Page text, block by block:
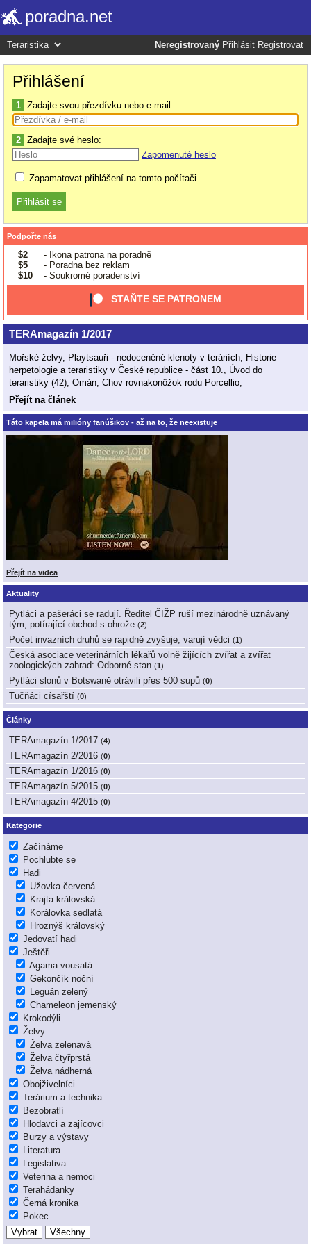
poradna.net
Neregistrovaný Přihlásit Registrovat
Přihlášení
1 Zadajte svou přezdívku nebo e-mail:
2 Zadajte své heslo:
Zapomenuté heslo
Zapamatovat přihlášení na tomto počítači
Podpořte nás
$2
- Ikona patrona na poradně
$5
- Poradna bez reklam
$10
- Soukromé poradenství
STAŇTE SE PATRONEM
TERAmagazín 1/2017
Mořské želvy, Playtsauři - nedoceněné klenoty v teráriích, Historie
herpetologie a teraristiky v České republice - část 10., Úvod do
teraristiky (42), Omán, Chov rovnakonôžok rodu Porcellio;
Přejít na článek
Táto kapela má milióny fanúšikov - až na to, že neexistuje
Přejít na videa
Aktuality
Pytláci a pašeráci se radují. Ředitel ČIŽP ruší mezinárodně uznávaný
tým, potírající obchod s ohrože (2)
Počet invazních druhů se rapidně zvyšuje, varují vědci (1)
Česká asociace veterinárních lékařů volně žijících zvířat a zvířat
zoologických zahrad: Odborné stan (1)
Pytláci slonů v Botswaně otrávili přes 500 supů (0)
Tučňáci císařští (0)
Články
TERAmagazín 1/2017 (4)
TERAmagazín 2/2016 (0)
TERAmagazín 1/2016 (0)
TERAmagazín 5/2015 (0)
TERAmagazín 4/2015 (0)
Kategorie
Začínáme
Pochlubte se
Hadi
Užovka červená
Krajta královská
Korálovka sedlatá
Hroznýš královský
Jedovatí hadi
Ještěři
Agama vousatá
Gekončík noční
Leguán zelený
Chameleon jemenský
Krokodýli
Želvy
Želva zelenavá
Želva čtyřprstá
Želva nádherná
Obojživelníci
Terárium a technika
Bezobratlí
Hlodavci a zajícovci
Burzy a výstavy
Literatura
Legislativa
Veterina a nemoci
Terahádanky
Černá kronika
Pokec